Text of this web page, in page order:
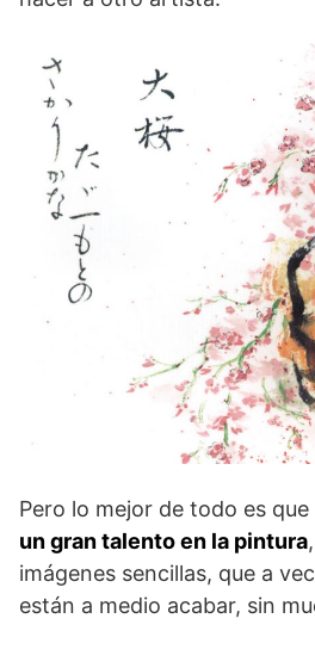
Pero lo mejor de todo es que
un gran talento en la pintura
imágenes sencillas, que a
están a medio acabar, sin